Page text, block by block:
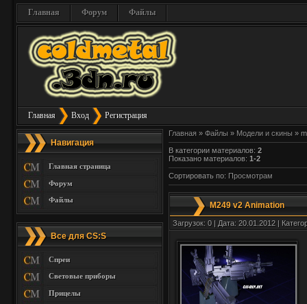
Главная Форум Файлы
Главная Вход Регистрация
Навигация
Главная страница
Форум
Файлы
Все для CS:S
Спреи
Световые приборы
Прицелы
Главная » Файлы » Модели и скины »
В категории материалов: 2
Показано материалов: 1-2
Сортировать по: Просмотрам
M249 v2 Animation
Загрузок: 0 | Дата: 20.01.2012 |